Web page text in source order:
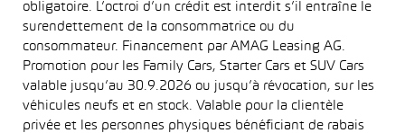
obligatoire. L’octroi d’un crédit est interdit s’il entraîne le
surendettement de la consommatrice ou du
consommateur. Financement par AMAG Leasing AG.
Promotion pour les Family Cars, Starter Cars et SUV Cars
valable jusqu’au 30.9.2026 ou jusqu’à révocation, sur les
véhicules neufs et en stock. Valable pour la clientèle
privée et les personnes physiques bénéficiant de rabais